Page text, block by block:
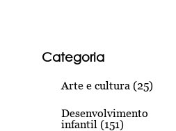
Categoria
Arte e cultura (25)
Desenvolvimento
infantil (151)